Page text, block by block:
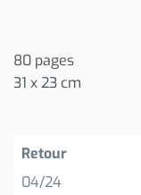
80 pages
31 x 23 cm
Retour
04/24